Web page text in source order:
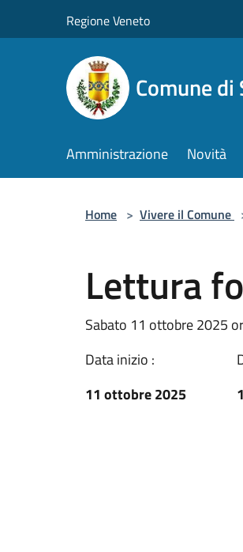
Regione Veneto
Comune di
Amministrazione Novità
Home > Vivere il Comune
Lettura
Sabato 11 ottobre 2025
Data inizio :
11 ottobre 2025